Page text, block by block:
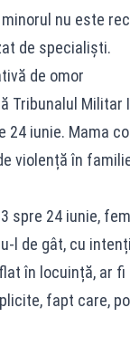
nu este
de specialiști.
de omor
Tribunalul Militar
24 iunie. Mama
violență în
spre 24 iunie,
l de gât, cu
în locuință, ar
fapt care,